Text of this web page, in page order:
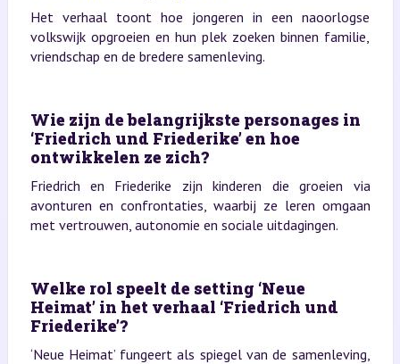
Het verhaal toont hoe jongeren in een naoorlogse
volkswijk opgroeien en hun plek zoeken binnen familie,
vriendschap en de bredere samenleving.
Wie zijn de belangrijkste personages in
‘Friedrich und Friederike’ en hoe
ontwikkelen ze zich?
Friedrich en Friederike zijn kinderen die groeien via
avonturen en confrontaties, waarbij ze leren omgaan
met vertrouwen, autonomie en sociale uitdagingen.
Welke rol speelt de setting ‘Neue
Heimat’ in het verhaal ‘Friedrich und
Friederike’?
‘Neue Heimat’ fungeert als spiegel van de samenleving,